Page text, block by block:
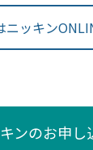
ニッキン
ンのお申し